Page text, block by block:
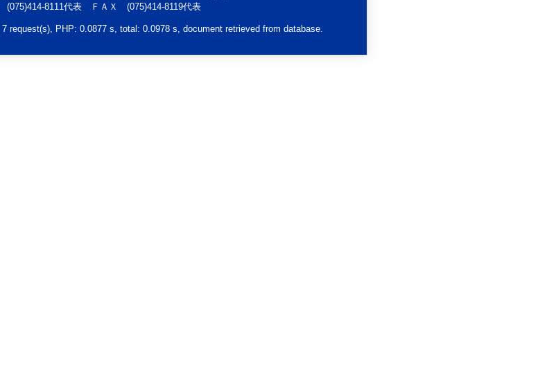
(075)414-8111代表 ＦＡＸ (075)414-8119代表
request(s), PHP: 0.0877 s, total: 0.0978 s, document retrieved from database.